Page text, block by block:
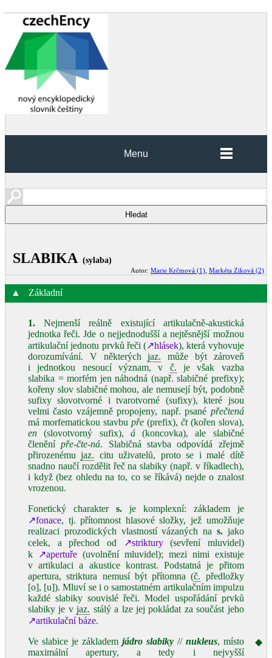
Menu
SLABIKA (sylaba)
Autor: Marie Krčmová (1) Markéta Ziková (2)
▲ Základní
1. Nejmenší reálně existující artikulačně‑akustická
jednotka řeči. Jde o nejjednodušší a nejtěsnější možnou
artikulační jednotu prvků řeči (↗hlásek), která vyhovuje
dorozumívání. V některýchjaz. může být zároveň
i jednotkou nesoucí význam, v č. je však vazba
slabika = morfém jen náhodná (např. slabičné prefixy);
kořeny slov slabičné mohou, ale nemusejí být, podobně
sufixy slovotvorné i tvarotvorné (sufixy), které jsou
velmi často vzájemně propojeny, např. psané přečtená
má morfematickou stavbu pře(prefix), čt(kořen slova),
en (slovotvorný sufix), á(koncovka), ale slabičné
členěnípře‑čte‑ná. Slabičná stavba odpovídá zřejmě
přirozenémujaz. citu uživatelů, proto se i malé dítě
snadno naučí rozdělit řeč na slabiky (např. v říkadlech),
i když (bez ohledu na to, co se říkává) nejde o znalost
vrozenou.
Fonetický charakter s.je komplexní: základem je
↗fonace, tj. přítomnost hlasové složky, jež umožňuje
realizaci prozodických vlastností vázaných na s.jako
celek, a přechod od
↗striktury(sevření mluvidel)
k
↗apertuře(uvolnění mluvidel); mezi nimi existuje
v artikulaci a akustice kontrast. Podstatná je přitom
apertura, striktura nemusí být přítomna (č. předložky
[o], [u]). Mluví se i o samostatném artikulačním impulzu
každé slabiky souvislé řeči. Model uspořádání prvků
slabiky je vjaz. stálý a lze jej pokládat za součást jeho
↗artikulační báze.
Ve slabice je základem jádro slabiky// nukleus, místo
maximální apertury, a tedy i nejvyšší
◆